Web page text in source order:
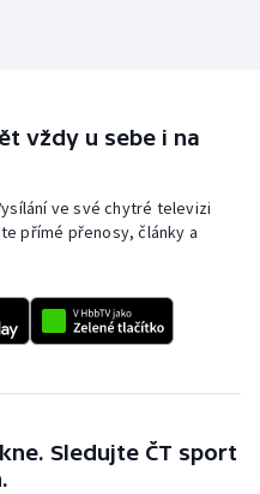
vždy u sebe i na
ve své chytré televizi
přímé přenosy, články a
Sledujte ČT sport